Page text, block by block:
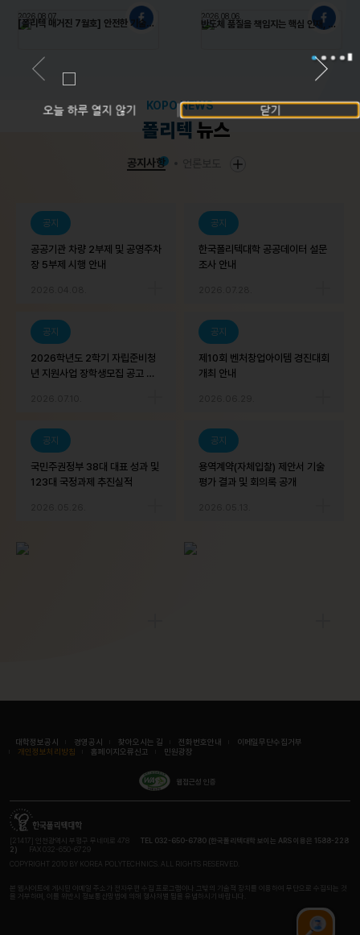
[폴리텍 매거진 7월호] 안전한 기술교육의 현장, 7월 폴리텍 소식 모음! 한국폴리텍대학-대한적십자사 업무협약 체결 여성재취업과정 모집 안내 한국폴리텍대학-육군보급창 협력 산업안전 교육 강화 폴리人을 소개합니다 기술교육의 가치를 실현하는 폴리텍의 다양한 소식들을 만나보세요 #한국폴리텍대학 #국비지원 #기술교육 #여성재취업 #산업안전 #AI #취업 #직업교육
2026.08.07.
반도체 품질을 책임지는 핵심 인재, 반도체테스트과! 반도체 검사·분석 실습부터 관련 자격증 취득, 후공정 분야 특화 교육까지! 최신 장비를 활용한 현장 중심 교육으로 실무 역량을 키우고, 반도체 테스트 전문가로 성장합니다.
2026.08.06.
2026.08.06.
KOPO NEWS
폴리텍 뉴스
공지사항
공지
공공기관 차량 2부제 및 공영주차
장 5부제 시행 안내
공지
한국폴리텍대학 공공데이터 설문
조사 안내
공지
2026학년도 2학기 자립준비청
년 지원사업 장학생모집 공고 알
공지
제10회 벤처창업아이템 경진대회
개최 안내
공지
국민주권정부 38대 대표 성과 및
123대 국정과제 추진실적
공지
용역계약(자체입찰) 제안서 기술
평가 결과 및 회의록 공개
대학정보공시 경영공시 찾아오시는 길 전화번호안내
이메일무단수집거부
개인정보처리방침
홈페이지오류신고 민원광장
웹접근성 인증
[21417] 인천광역시 부평구 무네미로 478 TEL 032-650-6780 (한국폴리텍대학 보이는 ARS 이용은 1588-228
2) FAX 032-650-6729
COPYRIGHT 2010 BY KOREA POLYTECHNICS. ALL RIGHTS RESERVED.
본 웹사이트에 게시된 이메일 주소가 전자우편 수집 프로그램이나 그밖의 기술적 장치를 이용하여 무단으로 수집되는 것
을 거부하며, 이를 위반시 정보통신망법에 의해 형사처벌 됨을 유념하시기 바랍니다.
오늘 하루 열지 않기 닫기